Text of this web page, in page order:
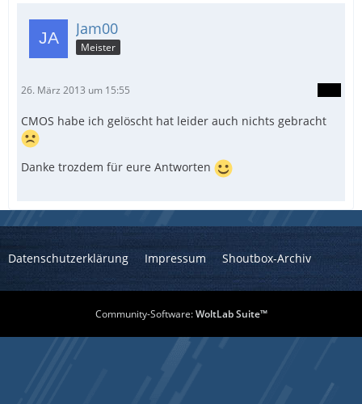
Jam00
Meister
26. März 2013 um 15:55
CMOS habe ich gelöscht hat leider auch nichts gebracht
Danke trozdem für eure Antworten
Datenschutzerklärung Impressum Shoutbox-Archiv
Community-Software:WoltLab Suite™